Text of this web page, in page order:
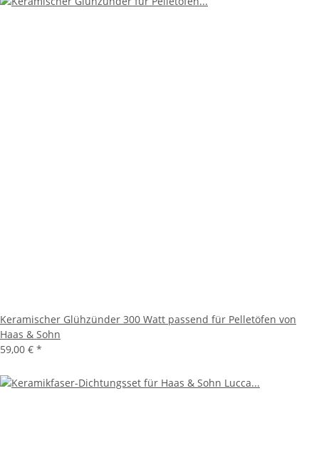
Keramischer Glühzünder 300 Watt passend für Pelletöfen von
Haas & Sohn
59,00 € *